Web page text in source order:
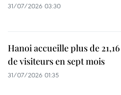
31/07/2026 03:30
Hanoi accueille plus de
de visiteurs en sept mois ​
31/07/2026 01:35